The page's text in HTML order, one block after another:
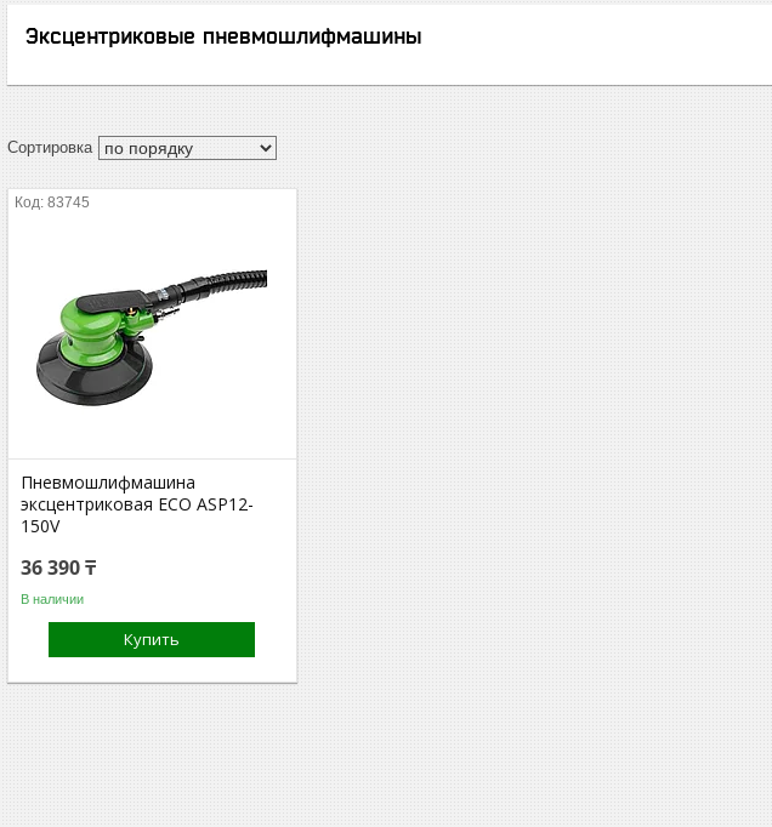
Эксцентриковые пневмошлифмашины
83745
Пневмошлифмашина
эксцентриковая ECO ASP12-
150V
36 390 ₸
В наличии
Купить